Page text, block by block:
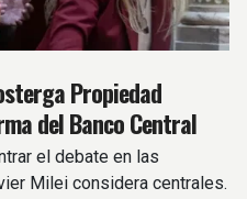
Propiedad
del Banco Central
el debate en las
Milei considera centrales.